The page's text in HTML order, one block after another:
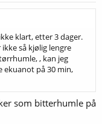
klart, etter 3 dager.
så kjølig lengre
, kan jeg
ekuanot på 30 min,
som bitterhumle på